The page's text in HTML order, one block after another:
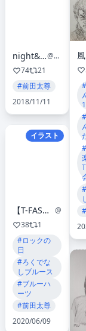
night&day dreamer
@n_a_d_d
74
21
#前田太尊
2018/11/11
イラスト
【T-FAS】組立家具を『事前完成』させてお届けする家具組立代行サービス
38
1
#ロックの
日
#ろくでな
しブルース
#ブルーハ
ーツ
#前田太尊
2020/06/09